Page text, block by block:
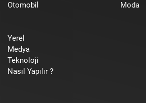
Otomobil
Moda
Yerel
Medya
Teknoloji
Nasıl Yapılır ?